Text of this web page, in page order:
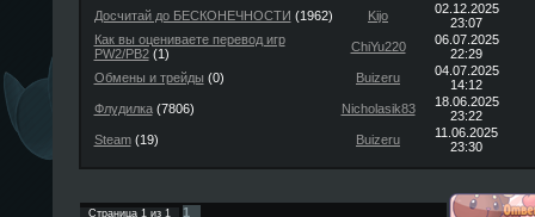
Досчитай до БЕСКОНЕЧНОСТИ (1962) Kijo
02.12.2025
23:07
Как вы оцениваете перевод игр
PW2/PB2(1) ChiYu220
06.07.2025
22:29
Обмены и трейды (0) Buizeru
04.07.2025
14:12
Флудилка(7806) Nicholasik83
18.06.2025
23:22
Steam(19) Buizeru
11.06.2025
23:30
Страница 1из 1
1